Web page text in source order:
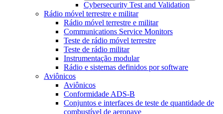
Cybersecurity Test and Validation
Rádio móvel terrestre e militar
Rádio móvel terrestre e militar
Communications Service Monitors
Teste de rádio móvel terrestre
Teste de rádio militar
Instrumentação modular
Rádio e sistemas definidos por software
Aviônicos
Aviônicos
Conformidade ADS-B
Conjuntos e interfaces de teste de quantidade de
combustível de aeronave